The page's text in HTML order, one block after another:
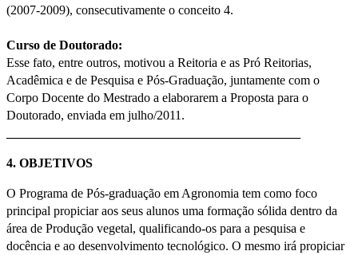
(2007-2009), consecutivamente o conceito 4.
Curso de Doutorado:
Esse fato, entre outros, motivou a Reitoria e as Pró Reitorias,
Acadêmica e de Pesquisa e Pós-Graduação, juntamente com o
Corpo Docente do Mestrado a elaborarem a Proposta para o
Doutorado, enviada em julho/2011.
4. OBJETIVOS
O Programa de Pós-graduação em Agronomia tem como foco
principal propiciar aos seus alunos uma formação sólida dentro da
área de Produção vegetal, qualificando-os para a pesquisa e
docência e ao desenvolvimento tecnológico. O mesmo irá propiciar